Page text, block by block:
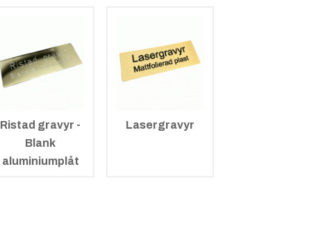
Ristad gravyr -
Blank
aluminiumplåt
Lasergravyr